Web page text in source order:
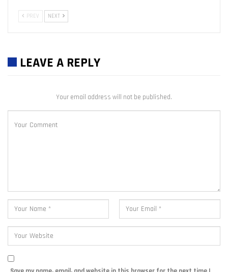
PREV NEXT
LEAVE A REPLY
Your email address will not be published.